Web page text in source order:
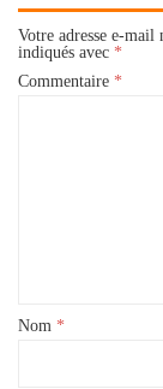
Votre adresse e-mail
indiqués avec *
Commentaire *
Nom *